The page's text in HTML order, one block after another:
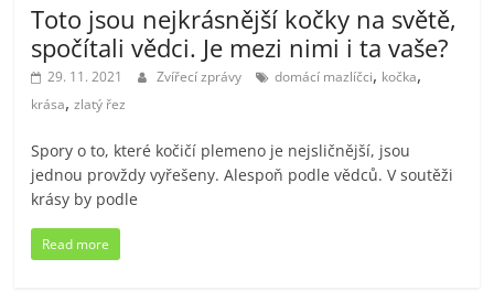
Toto jsou nejkrásnější kočky na světě,
spočítali vědci. Je mezi nimi i ta vaše?
29. 11. 2021 Zvířecí zprávy domácí mazlíčci, kočka,
krása,zlatý řez
Spory o to, které kočičí plemeno je nejsličnější, jsou
jednou provždy vyřešeny. Alespoň podle vědců. V soutěži
krásy by podle
Read more